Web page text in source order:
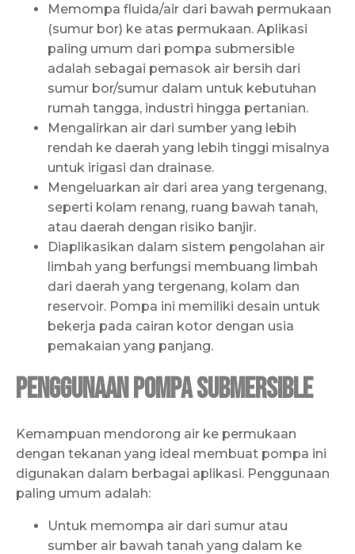
Memompa fluida/air dari bawah permukaan
(sumur bor) ke atas permukaan. Aplikasi
paling umum dari pompa submersible
adalah sebagai pemasok air bersih dari
sumur bor/sumur dalam untuk kebutuhan
rumah tangga, industri hingga pertanian.
Mengalirkan air dari sumber yang lebih
rendah ke daerah yang lebih tinggi misalnya
untuk irigasi dan drainase.
Mengeluarkan air dari area yang tergenang,
seperti kolam renang, ruang bawah tanah,
atau daerah dengan risiko banjir.
Diaplikasikan dalam sistem pengolahan air
limbah yang berfungsi membuang limbah
dari daerah yang tergenang, kolam dan
reservoir. Pompa ini memiliki desain untuk
bekerja pada cairan kotor dengan usia
pemakaian yang panjang.
Penggunaan Pompa Submersible
Kemampuan mendorong air ke permukaan
dengan tekanan yang ideal membuat pompa ini
digunakan dalam berbagai aplikasi. Penggunaan
paling umum adalah:
Untuk memompa air dari sumur atau
sumber air bawah tanah yang dalam ke